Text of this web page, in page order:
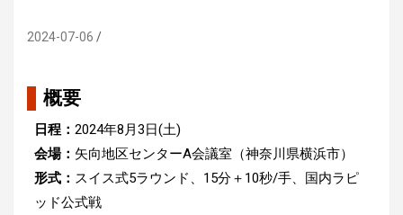
2024-07-06
概要
日程： 2024年8月3日(土)
会場： 矢向地区センターA会議室（神奈川県横浜市）
形式： スイス式5ラウンド、15分＋10秒/手、国内ラピ
ッド公式戦